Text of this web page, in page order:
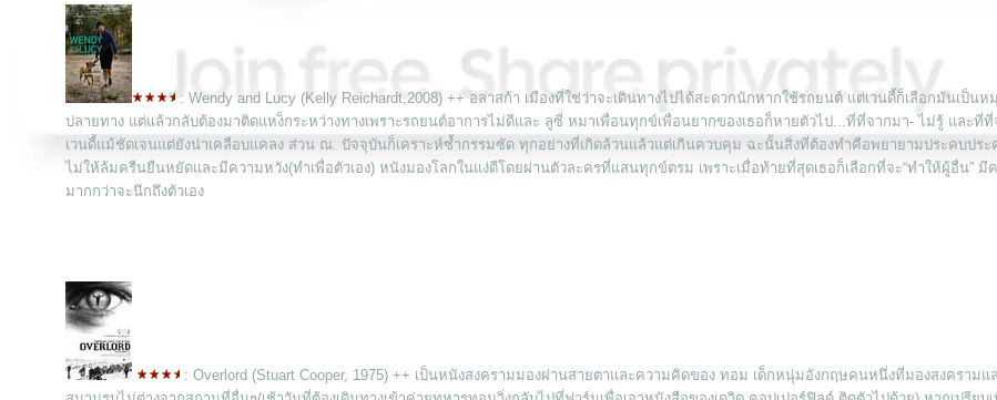
: Wendy and Lucy (Kelly Reichardt,2008) ++ อลาสก้า เมืองที่ใช่ว่าจะเดินทางไปได้สะดวกนักหากใช้รถยนต์ แต่เวนดี้ก็เลือกมันเป็น
ปลายทาง แต่แล้วกลับต้องมาติดแหง็กระหว่างทางเพราะรถยนต์อาการไม่ดีและ ลูซี่ หมาเพื่อนทุกข์เพื่อนยากของเธอก็หายตัวไป...ที่ที่จากมา- ไม่รู้ และที่ที่
เวนดี้แม้ชัดเจนแต่ยังน่าเคลือบแคลง ส่วน ณ. ปัจจุบันก็เคราะห์ซ้ำกรรมซัด ทุกอย่างที่เกิดล้วนแล้วแต่เกินควบคุม ฉะนั้นสิ่งที่ต้องทำคือพยายามประคบประ
ไม่ให้ล้มครืนยืนหยัดและมีความหวัง(ทำเพื่อตัวเอง) หนังมองโลกในแง่ดีโดยผ่านตัวละครที่แสนทุกข์ตรม เพราะเมื่อท้ายที่สุดเธอก็เลือกที่จะ“ทำให้ผู้อื่น” มี
มากกว่าจะนึกถึงตัวเอง
: Overlord (Stuart Cooper, 1975) ++ เป็นหนังสงครามมองผ่านสายตาและความคิดของ ทอม เด็กหนุ่มอังกฤษคนหนึ่งที่มองสงครามแ